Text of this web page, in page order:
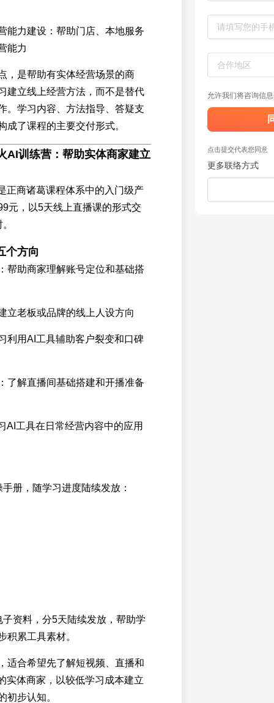
能力建设：帮助门店、本地服务
能力
，是帮助有实体经营场景的商
建立线上经营方法，而不是替代
。学习内容、方法指导、答疑支
成了课程的主要交付形式。
AI训练营：帮助实体商家建立
正商诸葛课程体系中的入门级产
元，以5天线上直播课的形式交
个方向
帮助商家理解账号定位和基础搭
立老板或品牌的线上人设方向
利用AI工具辅助客户裂变和口碑
了解直播间基础搭建和开播准备
AI工具在日常经营内容中的应用
册，随学习进度陆续发放：
资料，分5天陆续发放，帮助学
积累工具素材。
适合希望先了解短视频、直播和
实体商家，以较低学习成本建立
初步认知。
允许我们将咨询信
点击提交代表您同意
更多联络方式